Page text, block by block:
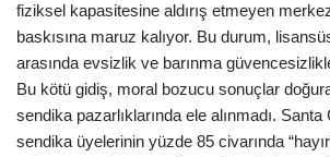
fiziksel kapasitesine aldırış etmeyen
baskısına maruz kalıyor. Bu durum,
arasında evsizlik ve barınma
Bu kötü gidiş, moral bozucu sonuçlar
sendika pazarlıklarında ele alınmadı.
sendika üyelerinin yüzde 85 civarında